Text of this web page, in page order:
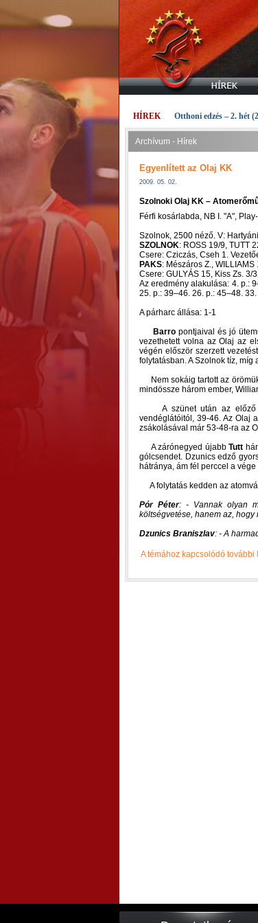
HÍREK Otthoni edzés – 2. hét
Archívum - Hírek
Egyenlített az Olaj KK
2009. 05. 02.
Szolnoki Olaj KK –
Férfi kosárlabda, NB I. "A",
Szolnok, 2500 néző. V:
SZOLNOK: ROSS 19/9, TUTT
Csere: Cziczás, Cseh 1.
PAKS: Mészáros Z.,
Csere: GULYÁS 15, Kiss Zs. 3/
Az eredmény alakulása: 4. p.:
25. p.: 39–46. 26. p.: 45–48.
A párharc állása: 1-1
Barro pontjaival és jó
vezethetett volna az Olaj az
végén először szerzett
folytatásban. A Szolnok tíz,
Nem sokáig tartott az
mindössze három ember,
A szünet után az előző
vendéglátóitól, 39-46. Az Olaj
zsákolásával már 53-48-ra az
A zárónegyed újabbTutt
gólcsendet. Dzunics edző
hátránya, ám fél perccel a
A folytatás kedden az
Pór Péter: - Vannak olyan
költségvetése, hanem az,
Dzunics Braniszlav: - A
A témához kapcsolódó további